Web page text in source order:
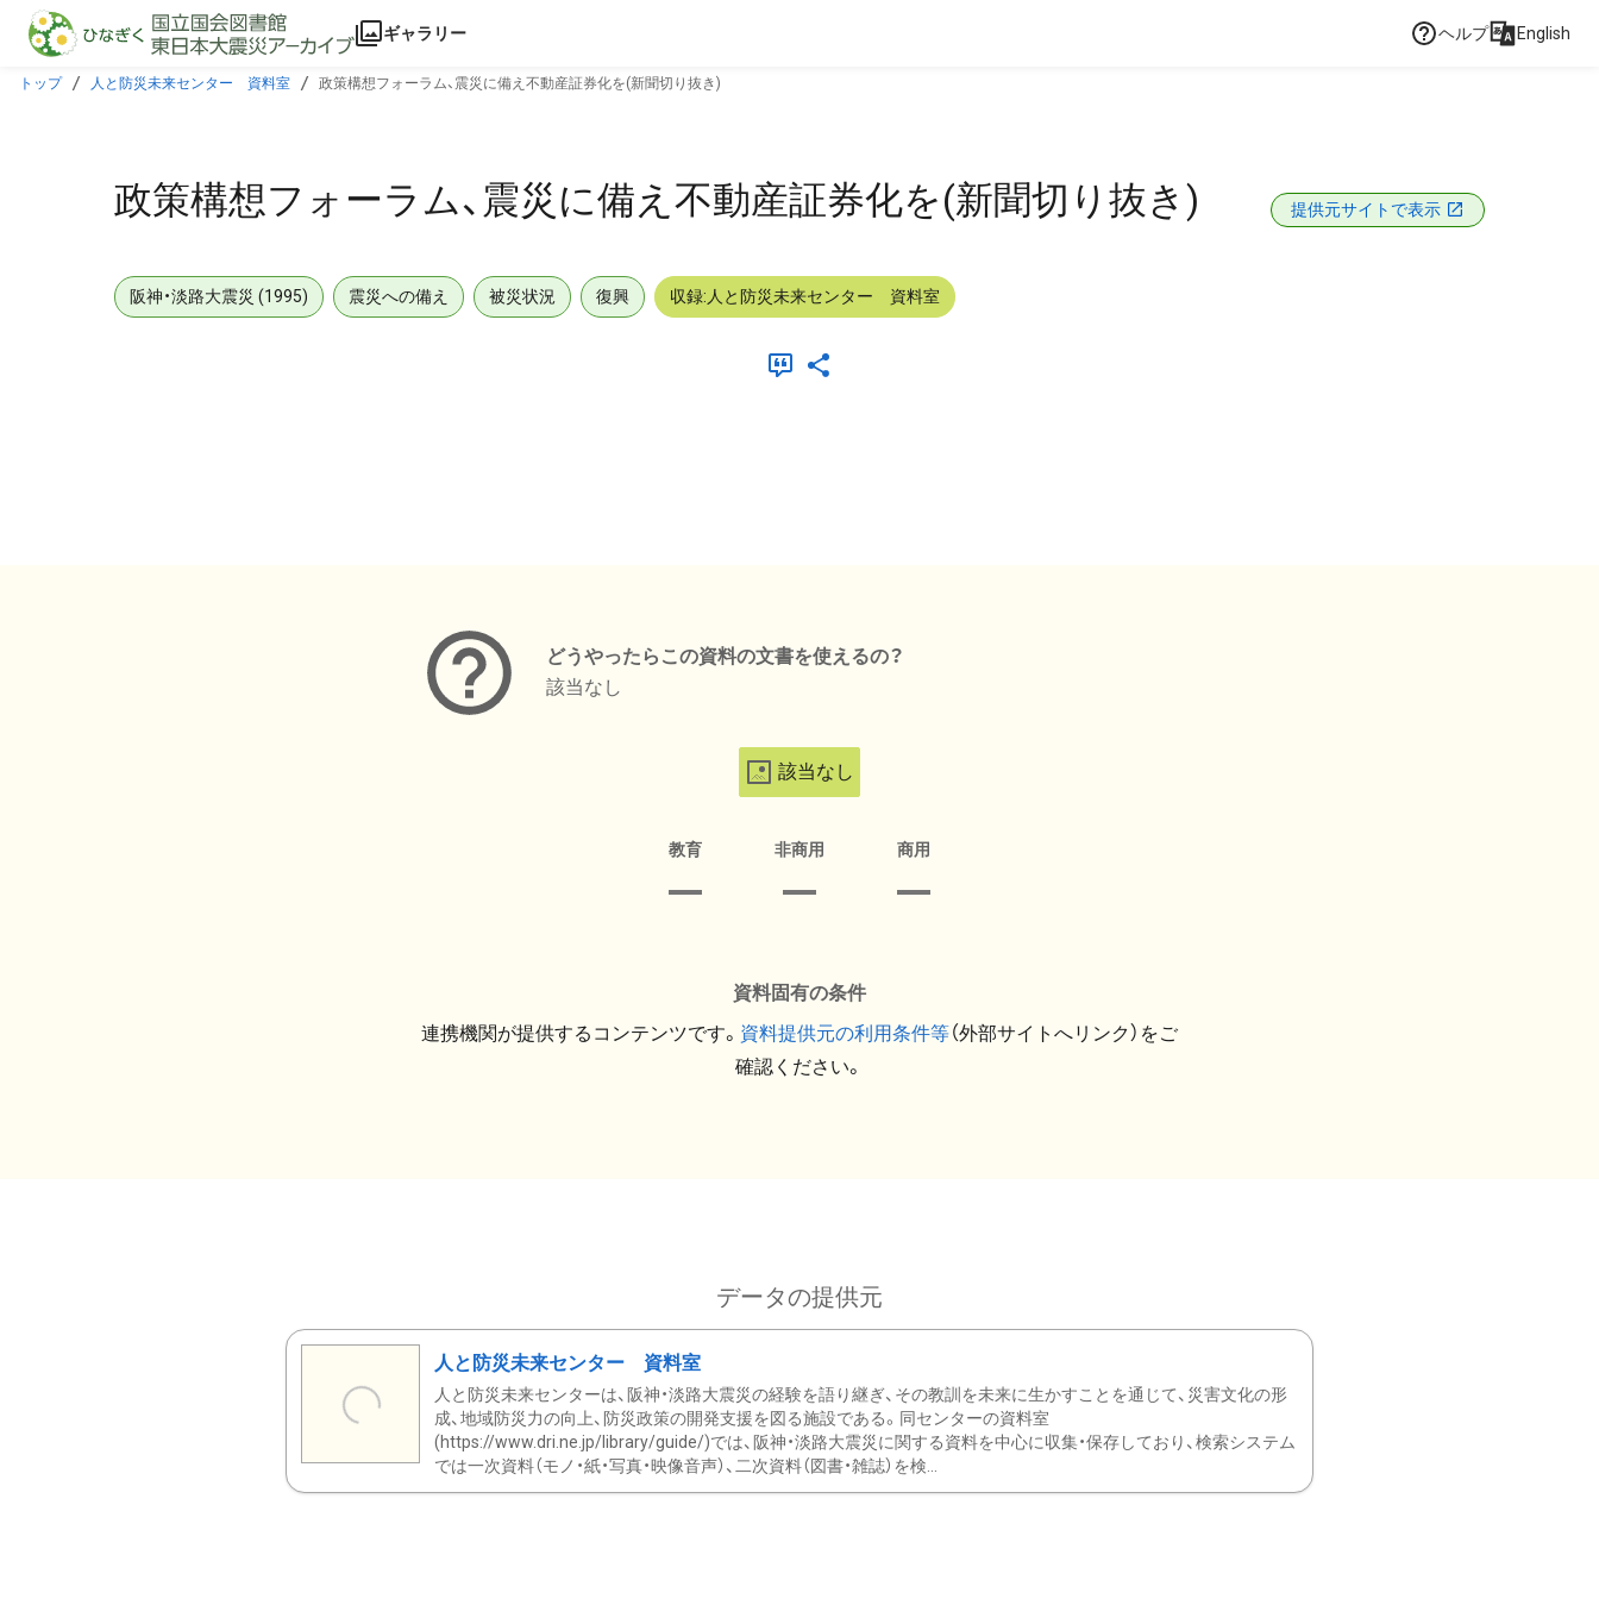
本文に飛ぶ
ギャラリー ヘルプ English
トップ 人と防災未来センター 資料室 政策構想フォーラム、震災に備え不動産証券化を(新聞切り抜き)
政策構想フォーラム、震災に備え不動産証券化を(新聞切り抜き) 提供元サイトで表示
阪神・淡路大震災 (1995) 震災への備え 被災状況 復興 収録:人と防災未来センター 資料室
どうやったらこの資料の文書を使えるの？
該当なし
該当なし
教育 非商用 商用
資料固有の条件
連携機関が提供するコンテンツです。 資料提供元の利用条件等（外部サイトへリンク）をご
確認ください。
データの提供元
人と防災未来センター 資料室
人と防災未来センターは、阪神・淡路大震災の経験を語り継ぎ、その教訓を未来に生かすことを通じて、災害文化の形
成、地域防災力の向上、防災政策の開発支援を図る施設である。同センターの資料室
(https://www.dri.ne.jp/library/guide/)では、阪神・淡路大震災に関する資料を中心に収集・保存しており、検索システム
では一次資料（モノ・紙・写真・映像音声）、二次資料（図書・雑誌）を検...